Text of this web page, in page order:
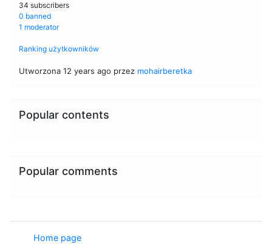
34 subscribers
0 banned
1 moderator
Ranking użytkowników
Utworzona 12 years ago przez mohairberetka
Popular contents
Popular comments
Home page